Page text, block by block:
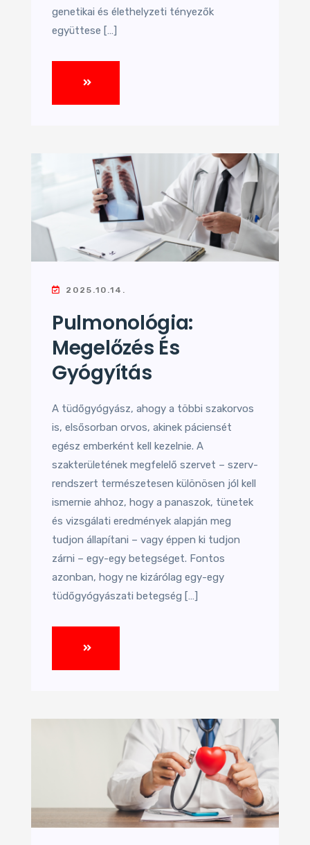
genetikai és élethelyzeti tényezők
együttese […]
2025.10.14.
Pulmonológia:
Megelőzés És
Gyógyítás
A tüdőgyógyász, ahogy a többi szakorvos
is, elsősorban orvos, akinek páciensét
egész emberként kell kezelnie. A
szakterületének megfelelő szervet – szerv-
rendszert természetesen különösen jól kell
ismernie ahhoz, hogy a panaszok, tünetek
és vizsgálati eredmények alapján meg
tudjon állapítani – vagy éppen ki tudjon
zárni – egy-egy betegséget. Fontos
azonban, hogy ne kizárólag egy-egy
tüdőgyógyászati betegség […]